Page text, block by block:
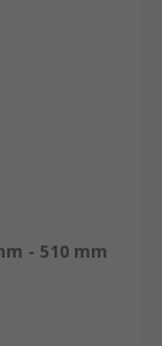
- 510 mm